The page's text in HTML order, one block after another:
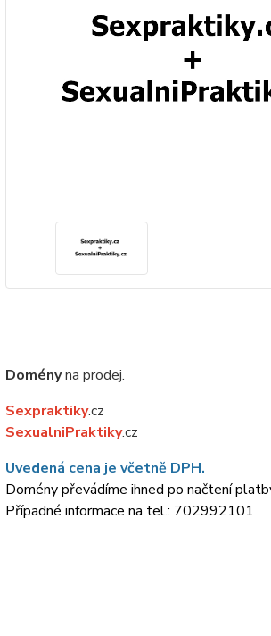
Doményna prodej.
Sexpraktiky.cz
SexualniPraktiky.cz
Uvedená cena je včetně DPH.
Domény převádíme ihned po načtení
Případné informace na tel.: 702992101